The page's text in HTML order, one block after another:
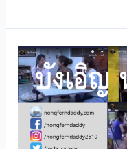
market
เช้า
วัน
อาทิตย์
กับ
แม่
ใน